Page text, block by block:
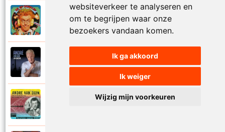
websiteverkeer te analyseren en
om te begrijpen waar onze
bezoekers vandaan komen.
Ik ga akkoord
Ik weiger
Wijzig mijn voorkeuren
Andre Van Duin en Frans Van Dusschoten
Stil in de stad
2024